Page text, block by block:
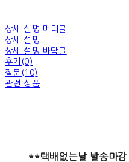
상세 설명 머리글
상세 설명
상세 설명 바닥글
후기(0)
질문(10)
관련 상품
**택배없는날 발송마